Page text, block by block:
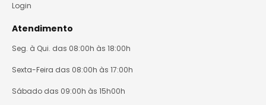
Login
Atendimento
Seg. à Qui. das 08:00h às 18:00h
Sexta-Feira das 08:00h às 17:00h
Sábado das 09:00h às 15h00h